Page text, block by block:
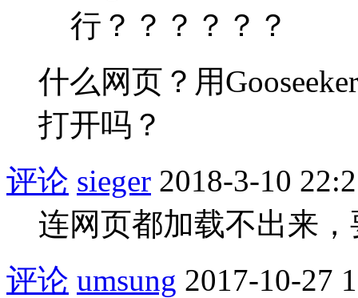
行？？？？？？
什么网页？用
打开吗？
评论 sieger 2018-3-10
连网页都加载不出来
评论 umsung 2017-10-27